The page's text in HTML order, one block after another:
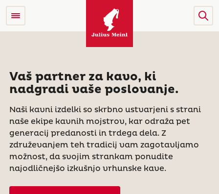
Vaš partner za kavo, ki
nadgradi vaše poslovanje.
Naši kavni izdelki so skrbno ustvarjeni s strani
naše ekipe kavnih mojstrov, kar odraža pet
generacij predanosti in trdega dela. Z
združevanjem teh tradicij vam zagotavljamo
možnost, da svojim strankam ponudite
najodličnejšo izkušnjo vrhunske kave.